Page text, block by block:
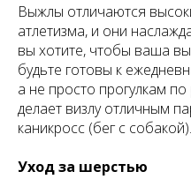
Выжлы отличаются
атлетизма, и они
вы хотите, чтобы ваша
будьте готовы к
а не просто прогулкам
делает визлу отличным
каникросс (бег с собакой).
Уход за шерстью